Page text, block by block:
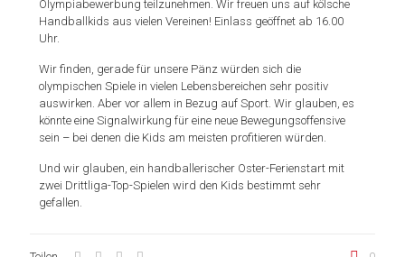
Olympiabewerbung teilzunehmen. Wir freuen uns auf kölsche
Handballkids aus vielen Vereinen! Einlass geöffnet ab 16.00
Uhr.
Wir finden, gerade für unsere Pänz würden sich die
olympischen Spiele in vielen Lebensbereichen sehr positiv
auswirken. Aber vor allem in Bezug auf Sport. Wir glauben, es
könnte eine Signalwirkung für eine neue Bewegungsoffensive
sein – bei denen die Kids am meisten profitieren würden.
Und wir glauben, ein handballerischer Oster-Ferienstart mit
zwei Drittliga-Top-Spielen wird den Kids bestimmt sehr
gefallen.